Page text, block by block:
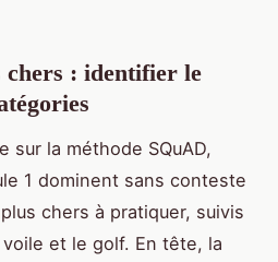
chers : identifier le
sur la méthode SQuAD,
1 dominent sans conteste
chers à pratiquer, suivis
et le golf. En tête, la